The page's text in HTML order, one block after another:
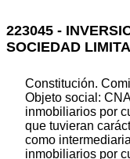
223045 -
SOCIEDAD
Constitución.
Objeto social:
inmobiliarios por
que tuvieran
como
inmobiliarios por